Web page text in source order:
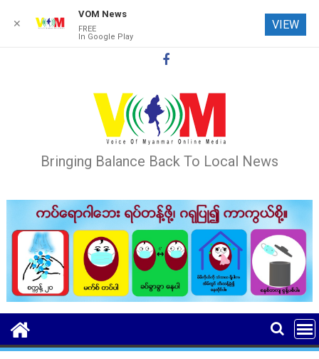
Bringing Balance Back To Local News
✕
VOM News
FREE
In Google Play
VIEW